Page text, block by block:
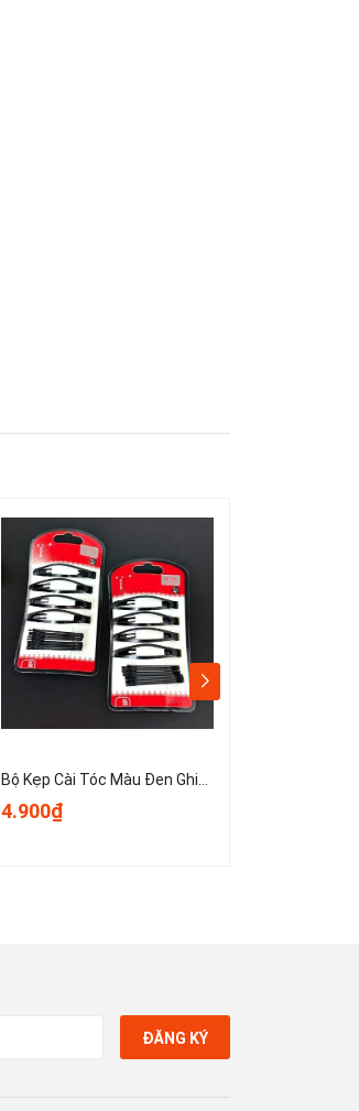
Bộ Kẹp Cài Tóc Màu Đen Ghim Bên Gọn Gàng, Kẹp Tóc Nữ Kẹp Mini Cố Định Tóc Không Trơn Trượt T1123
4.900₫
ĐĂNG KÝ